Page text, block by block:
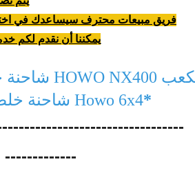
● فريق مبيعات محترف سيساعدك في
● يمكننا أن نقدم لكم
شاحنة خلط الخرسانة Howo 6x4*
-------------